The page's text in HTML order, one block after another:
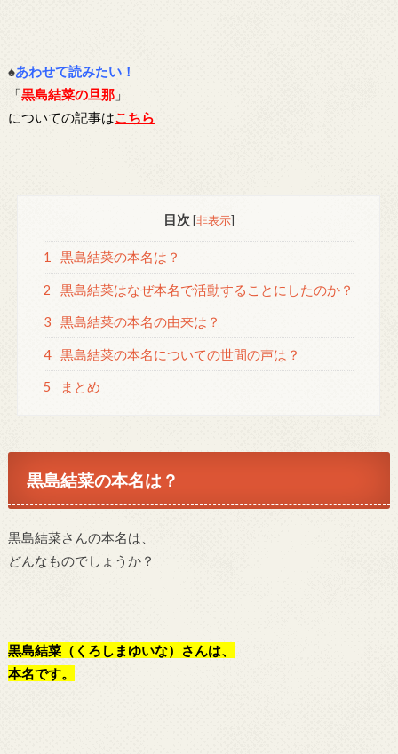
♠あわせて読みたい！
「黒島結菜の旦那」
についての記事はこちら
目次 [非表示]
1 黒島結菜の本名は？
2 黒島結菜はなぜ本名で活動することにしたのか？
3 黒島結菜の本名の由来は？
4 黒島結菜の本名についての世間の声は？
5 まとめ
黒島結菜の本名は？
黒島結菜さんの本名は、
どんなものでしょうか？
黒島結菜（くろしまゆいな）さんは、
本名です。